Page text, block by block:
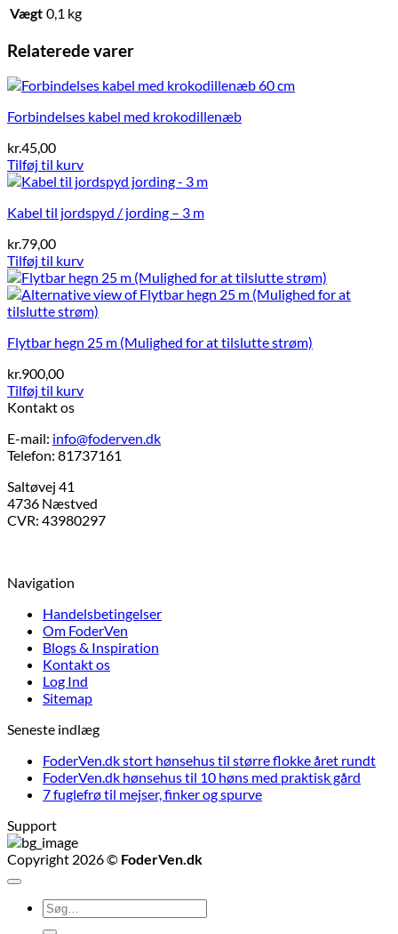
Vægt 0,1 kg
Relaterede varer
Forbindelses kabel med krokodillenæb
kr.45,00
Tilføj til kurv
Kabel til jordspyd / jording – 3 m
kr.79,00
Tilføj til kurv
Flytbar hegn 25 m (Mulighed for at tilslutte strøm)
kr.900,00
Tilføj til kurv
Kontakt os
E-mail: info@foderven.dk
Telefon: 81737161
Saltøvej 41
4736 Næstved
CVR: 43980297
Navigation
Handelsbetingelser
Om FoderVen
Blogs & Inspiration
Kontakt os
Log Ind
Sitemap
Seneste indlæg
FoderVen.dk stort hønsehus til større flokke året rundt
FoderVen.dk hønsehus til 10 høns med praktisk gård
7 fuglefrø til mejser, finker og spurve
Support
Copyright 2026 © FoderVen.dk
Søg
efter: